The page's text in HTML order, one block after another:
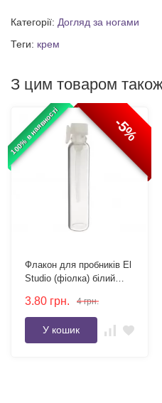
Категорії: Догляд за ногами
Теги: крем
З цим товаром
100% в наявності -5%
Флакон для пробників El
Studio (фіолка) білий
3.80 грн. 4 грн.
У кошик